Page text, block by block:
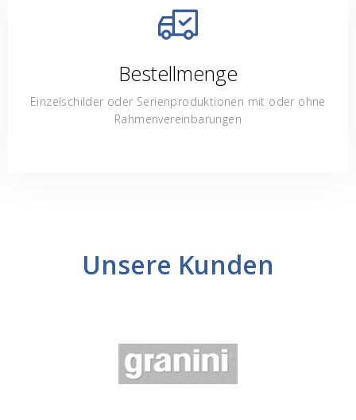
Bestellmenge
Einzelschilder oder Serienproduktionen mit oder ohne
Rahmenvereinbarungen
Unsere Kunden